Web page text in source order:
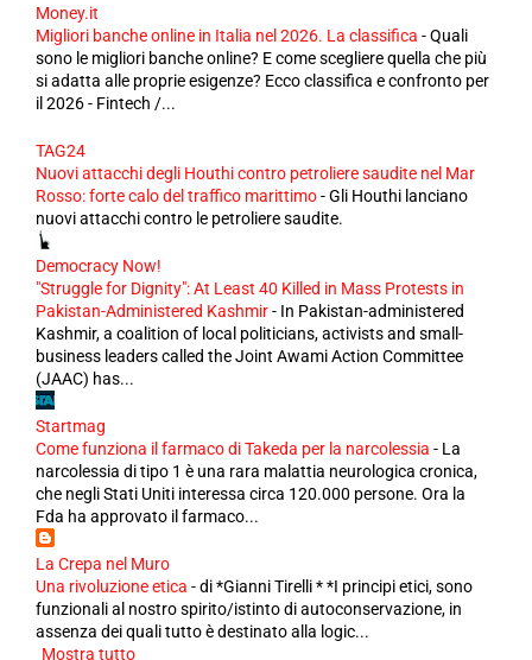
Money.it
Migliori banche online in Italia nel 2026. La classifica -Quali
sono le migliori banche online? E come scegliere quella che più
si adatta alle proprie esigenze? Ecco classifica e confronto per
il 2026 - Fintech /...
TAG24
Nuovi attacchi degli Houthi contro petroliere saudite nel Mar
Rosso: forte calo del traffico marittimo-Gli Houthi lanciano
nuovi attacchi contro le petroliere saudite.
Democracy Now!
"Struggle for Dignity": At Least 40 Killed in Mass Protests in
Pakistan-Administered Kashmir- In Pakistan-administered
Kashmir, a coalition of local politicians, activists and small-
business leaders called the Joint Awami Action Committee
(JAAC) has...
Startmag
Come funziona il farmaco di Takeda per la narcolessia - La
narcolessia di tipo 1 è una rara malattia neurologica cronica,
che negli Stati Uniti interessa circa 120.000 persone. Ora la
Fda ha approvato il farmaco...
La Crepa nel Muro
Una rivoluzione etica -di *Gianni Tirelli * *I principi etici, sono
funzionali al nostro spirito/istinto di autoconservazione, in
assenza dei quali tutto è destinato alla logic...
Mostra tutto